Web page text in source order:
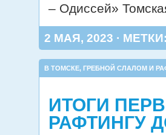
– Одиссей»
2 МАЯ, 2023 ·
В ТОМСКЕ, ГРЕБНОЙ СЛАЛОМ И
ИТОГИ
РАФТИНГУ